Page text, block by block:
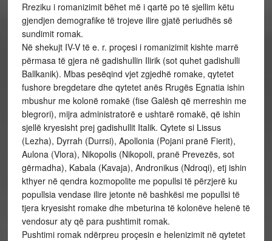
Rreziku i romanizimit bëhet më i qartë po të sjellim këtu
gjendjen demografike të trojeve ilire gjatë periudhës së
sundimit romak.
Në shekujt IV-V të e. r. proçesi i romanizimit kishte marrë
përmasa të gjera në gadishullin Ilirik (sot quhet gadishulli
Ballkanik). Mbas pesëqind vjet zgjedhë romake, qytetet
fushore bregdetare dhe qytetet anës Rrugës Egnatia ishin
mbushur me kolonë romakë (fise Galësh që merreshin me
blegrori), mijra administratorë e ushtarë romakë, që ishin
sjellë kryesisht prej gadishullit Italik. Qytete si Lissus
(Lezha), Dyrrah (Durrsi), Apollonia (Pojani pranë Fierit),
Aulona (Vlora), Nikopolis (Nikopoli, pranë Prevezës, sot
gërmadha), Kabala (Kavaja), Andronikus (Ndroqi), etj ishin
kthyer në qendra kozmopolite me popullsi të përzjerë ku
popullsia vendase ilire jetonte në bashkësi me popullsi të
tjera kryesisht romake dhe mbeturina të kolonëve helenë të
vendosur aty që para pushtimit romak.
Pushtimi romak ndërpreu proçesin e helenizimit në qytetet